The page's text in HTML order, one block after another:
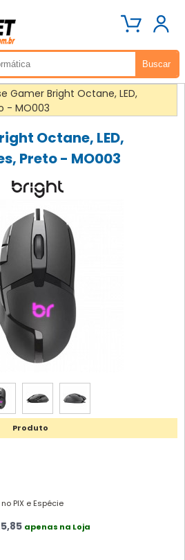
Gamer Bright Octane, LED,
- MO003
Octane, LED,
Preto - MO003
Produto
PIX e Espécie
apenas na Loja